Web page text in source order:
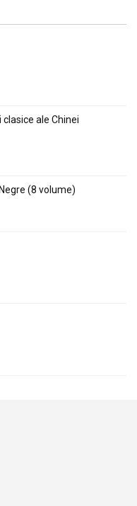
ale Chinei
(8 volume)